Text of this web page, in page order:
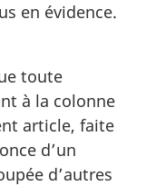
en évidence.
toute
à la colonne
article, faite
d’un
d’autres